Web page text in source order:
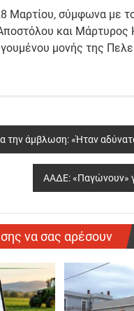
σύμφωνα με το
και
μονής της
την άμβλωση: «Ήταν
ΑΑΔΕ: «Παγώνουν»
να σας αρέσουν